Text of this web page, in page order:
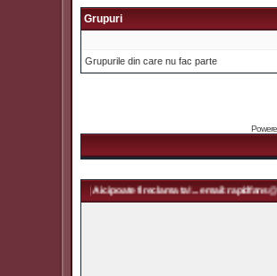
Grupuri
Grupurile din care nu fac parte
| Aici poate fi reclama ta! ... email: